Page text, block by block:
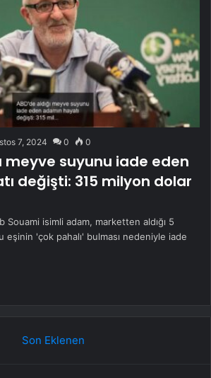
7, 2024 0 0
meyve suyunu iade eden
değişti: 315 milyon dolar
Souami isimli adam, marketten aldığı 5
eşinin 'çok pahalı' bulması nedeniyle iade
Son Eklenen